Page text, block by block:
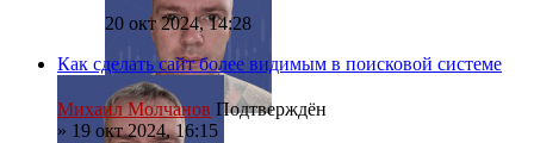
20 окт 2024, 14:28
Как сделать сайт более видимым в поисковой системе
Михаил Молчанов Подтверждён
» 19 окт 2024, 16:15